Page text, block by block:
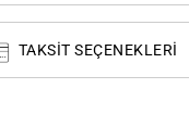
TAKSIT SEÇENEKLERI